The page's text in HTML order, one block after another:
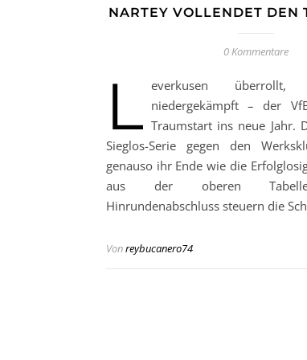
NARTEY VOLLENDET DEN
0 Kommentare
L everkusen
niedergekämpft – der
Traumstart ins neue Jahr.
Sieglos-Serie gegen den
genauso ihr Ende wie die
aus der oberen
Hinrundenabschluss steuern die
Vonreybucanero74